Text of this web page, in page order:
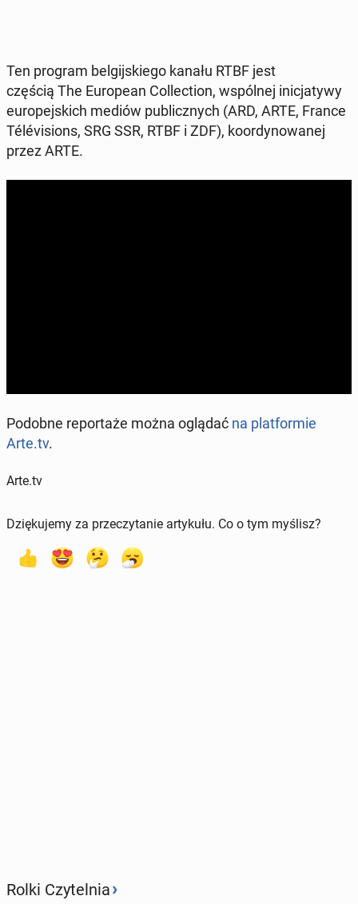
Ten program bel­gij­skie­go kanału RTBF jest
częścią The Eu­ro­pe­an Col­lec­tion, wspól­nej ini­cja­ty­wy
eu­ro­pej­skich mediów pu­blicz­nych (ARD, ARTE, France
Télévi­sions, SRG SSR, RTBF i ZDF), ko­or­dy­no­wa­nej
przez ARTE.
Podobne re­por­ta­że można oglądać na plat­for­mie
Arte.tv.
Arte.tv
Dziękujemy za przeczytanie artykułu. Co o tym myślisz?
Rolki Czytelnia›